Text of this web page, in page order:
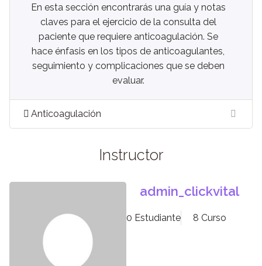
En esta sección encontrarás una guía y notas
claves para el ejercicio de la consulta del
paciente que requiere anticoagulación. Se
hace énfasis en los tipos de anticoagulantes,
seguimiento y complicaciones que se deben
evaluar.
Anticoagulación
Instructor
admin_clickvital
0 Estudiante 8 Curso